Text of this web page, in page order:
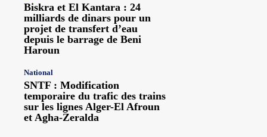
Biskra et El Kantara : 24
milliards de dinars pour un
projet de transfert d’eau
depuis le barrage de Beni
Haroun
National
SNTF : Modification
temporaire du trafic des trains
sur les lignes Alger-El Afroun
et Agha-Zeralda